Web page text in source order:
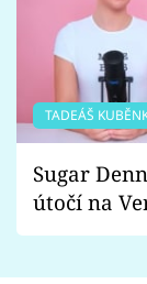
TADEÁŠ
Sugar
útočí na
Proč je